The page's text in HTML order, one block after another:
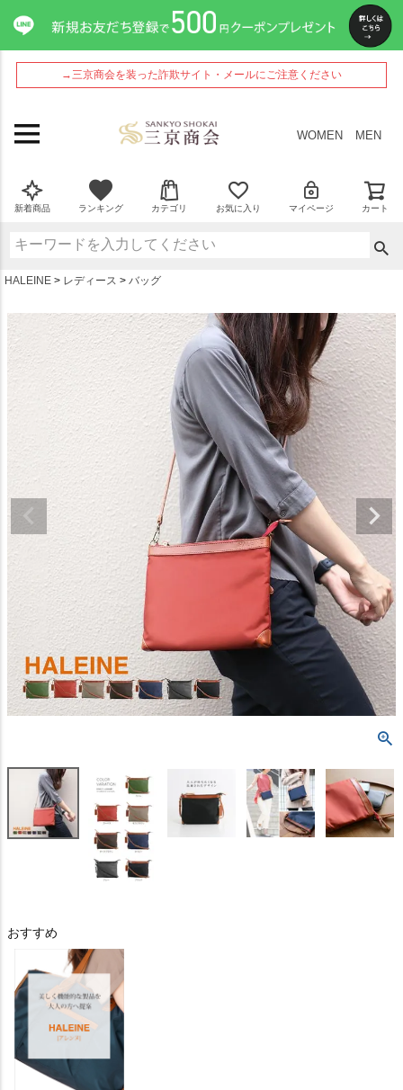
→三京商会を装った詐欺サイト・メールにご注意ください
WOMEN MEN
新着商品 ランキング カテゴリ お気に入り マイページ カート
HALEINE レディース バッグ
おすすめ
ペー
ジト
ップ
へ